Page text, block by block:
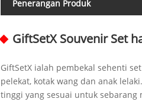
Penerangan Produk
GiftSetX Souvenir Set
GiftSetX ialah pembekal sehenti
pelekat, kotak wang dan anak
tinggi yang sesuai untuk sebarang